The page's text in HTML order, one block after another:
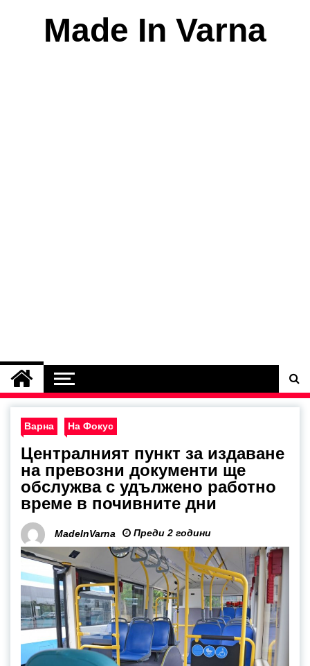
Made In Varna
Варна На Фокус
Централният пункт за издаване
на превозни документи ще
обслужва с удължено работно
време в почивните дни
MadeInVarna Преди 2 години